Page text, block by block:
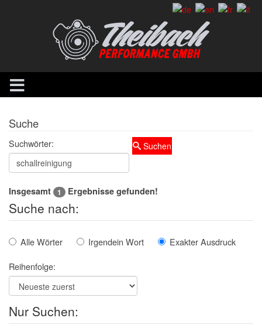
Suche
Suchwörter: Suchen
Insgesamt 1 Ergebnisse gefunden!
Suche nach:
Alle Wörter Irgendein Wort
Exakter Ausdruck
Reihenfolge:
Nur Suchen: